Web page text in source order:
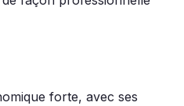
forte, avec ses